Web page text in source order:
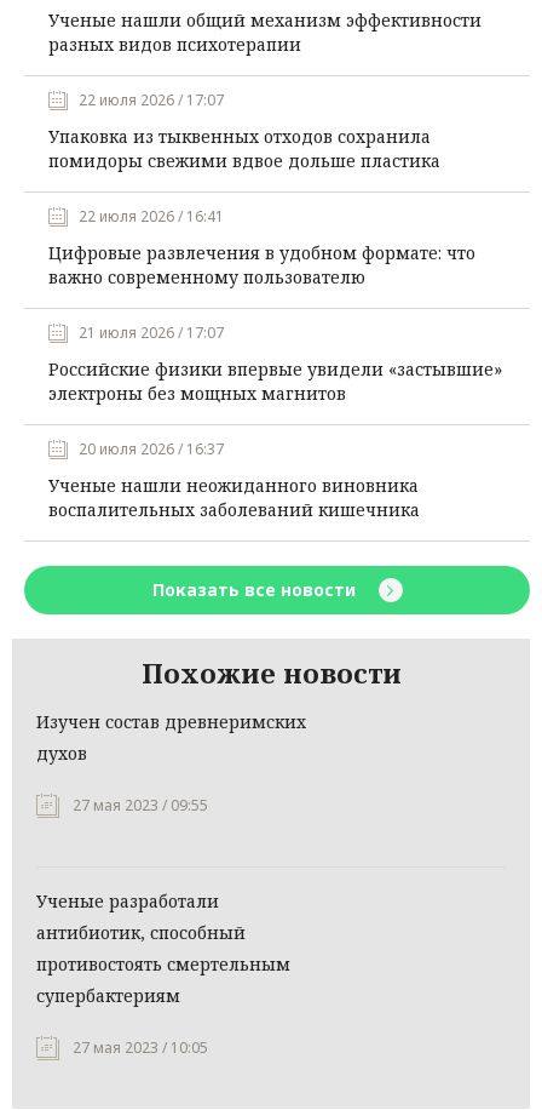
Ученые нашли общий механизм эффективности
разных видов психотерапии
22 июля 2026 / 17:07
Упаковка из тыквенных отходов сохранила
помидоры свежими вдвое дольше пластика
22 июля 2026 / 16:41
Цифровые развлечения в удобном формате: что
важно современному пользователю
21 июля 2026 / 17:07
Российские физики впервые увидели «застывшие»
электроны без мощных магнитов
20 июля 2026 / 16:37
Ученые нашли неожиданного виновника
воспалительных заболеваний кишечника
Показать все новости
Похожие новости
Изучен состав древнеримских
духов
27 мая 2023 / 09:55
Ученые разработали
антибиотик, способный
противостоять смертельным
супербактериям
27 мая 2023 / 10:05